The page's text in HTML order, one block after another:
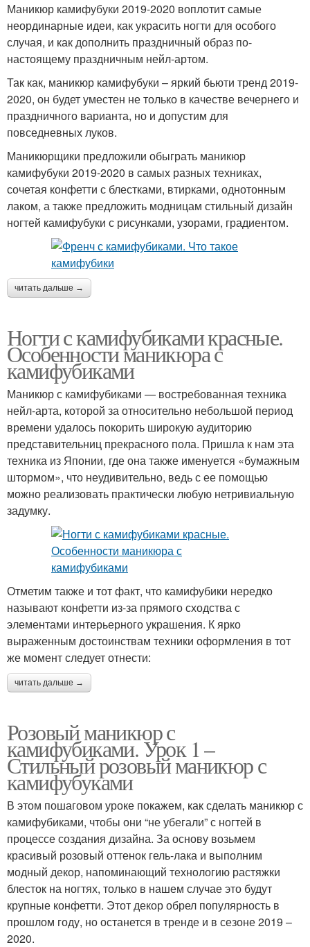
Маникюр камифубуки 2019-2020 воплотит самые
неординарные идеи, как украсить ногти для особого
случая, и как дополнить праздничный образ по-
настоящему праздничным нейл-артом.
Так как, маникюр камифубуки – яркий бьюти тренд 2019-
2020, он будет уместен не только в качестве вечернего и
праздничного варианта, но и допустим для
повседневных луков.
Маникюрщики предложили обыграть маникюр
камифубуки 2019-2020 в самых разных техниках,
сочетая конфетти с блестками, втирками, однотонным
лаком, а также предложить модницам стильный дизайн
ногтей камифубуки с рисунками, узорами, градиентом.
читать дальше →
Ногти с камифубиками красные.
Особенности маникюра с
камифубиками
Маникюр с камифубиками — востребованная техника
нейл-арта, которой за относительно небольшой период
времени удалось покорить широкую аудиторию
представительниц прекрасного пола. Пришла к нам эта
техника из Японии, где она также именуется «бумажным
штормом», что неудивительно, ведь с ее помощью
можно реализовать практически любую нетривиальную
задумку.
Отметим также и тот факт, что камифубики нередко
называют конфетти из-за прямого сходства с
элементами интерьерного украшения. К ярко
выраженным достоинствам техники оформления в тот
же момент следует отнести:
читать дальше →
Розовый маникюр с
камифубиками. Урок 1 –
Стильный розовый маникюр с
камифубуками
В этом пошаговом уроке покажем, как сделать маникюр с
камифубиками, чтобы они “не убегали” с ногтей в
процессе создания дизайна. За основу возьмем
красивый розовый оттенок гель-лака и выполним
модный декор, напоминающий технологию растяжки
блесток на ногтях, только в нашем случае это будут
крупные конфетти. Этот декор обрел популярность в
прошлом году, но останется в тренде и в сезоне 2019 –
2020.